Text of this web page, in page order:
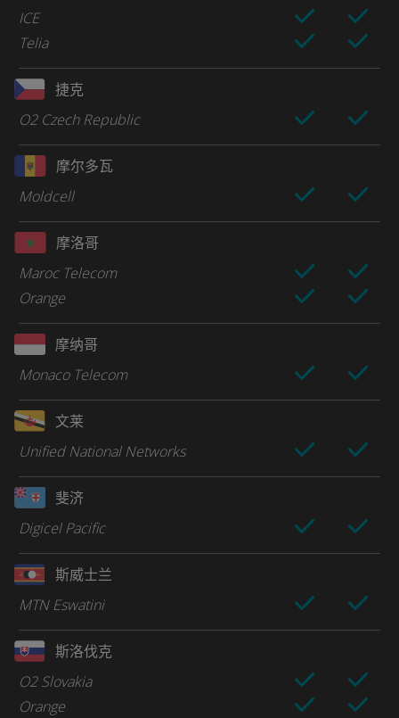
ICE
Telia
捷克
O2 Czech Republic
摩尔多瓦
Moldcell
摩洛哥
Maroc Telecom
Orange
摩纳哥
Monaco Telecom
文莱
Unified National Networks
斐济
Digicel Pacific
斯威士兰
MTN Eswatini
斯洛伐克
O2 Slovakia
Orange